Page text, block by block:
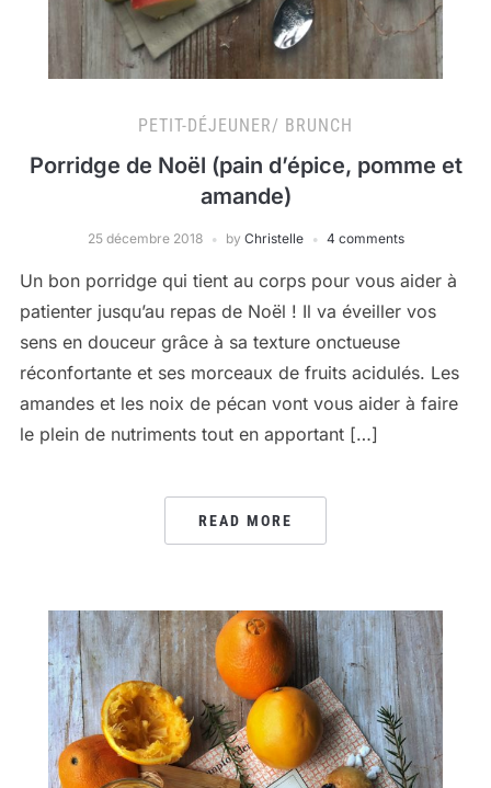
PETIT-DÉJEUNER/ BRUNCH
Porridge de Noël (pain d’épice, pomme et
amande)
25 décembre 2018 by Christelle 4 comments
Un bon porridge qui tient au corps pour vous aider à
patienter jusqu’au repas de Noël ! Il va éveiller vos
sens en douceur grâce à sa texture onctueuse
réconfortante et ses morceaux de fruits acidulés. Les
amandes et les noix de pécan vont vous aider à faire
le plein de nutriments tout en apportant […]
READ MORE